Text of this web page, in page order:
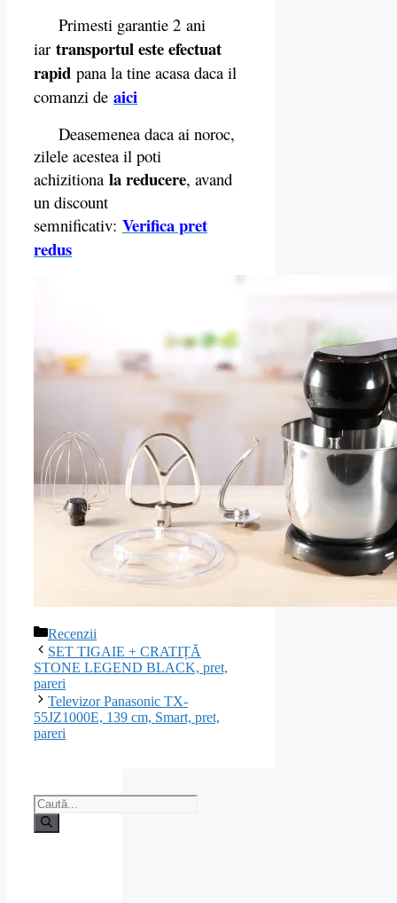
Primesti garantie 2 ani
iar transportul este efectuat
rapid pana la tine acasa daca il
comanzi de aici
Deasemenea daca ai noroc,
zilele acestea il poti
achizitiona la reducere, avand
un discount
semnificativ: Verifica pret
redus
Categorii
Recenzii
Navigare
în
articole
SET TIGAIE + CRATIȚĂ
STONE LEGEND BLACK, pret,
pareri
Televizor Panasonic TX-
55JZ1000E, 139 cm, Smart, pret,
pareri
Caută
după: